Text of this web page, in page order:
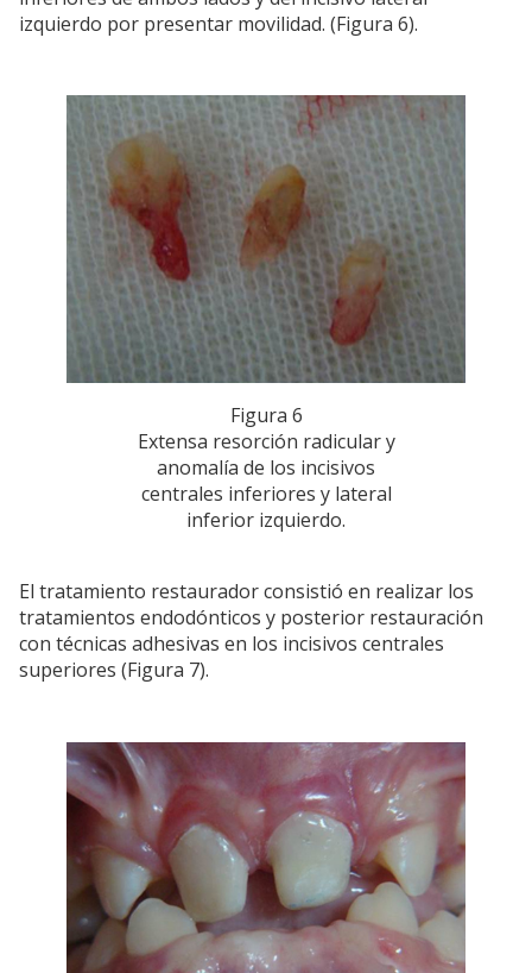
izquierdo por presentar movilidad. (Figura 6).
Figura 6
Extensa resorción radicular y
anomalía de los incisivos
centrales inferiores y lateral
inferior izquierdo.
El tratamiento restaurador consistió en realizar los
tratamientos endodónticos y posterior restauración
con técnicas adhesivas en los incisivos centrales
superiores (Figura 7).